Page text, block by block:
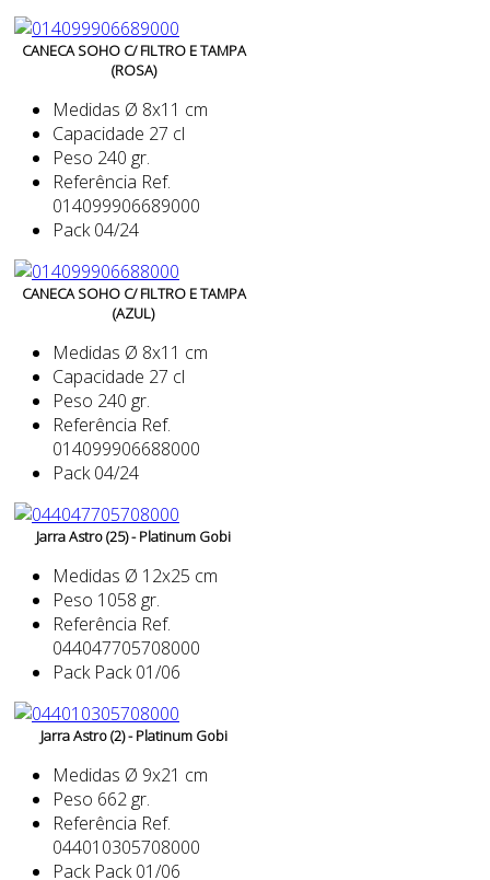
CANECA SOHO C/ FILTRO E TAMPA
(ROSA)
Medidas Ø 8x11 cm
Capacidade 27 cl
Peso 240 gr.
Referência Ref.
014099906689000
Pack 04/24
CANECA SOHO C/ FILTRO E TAMPA
(AZUL)
Medidas Ø 8x11 cm
Capacidade 27 cl
Peso 240 gr.
Referência Ref.
014099906688000
Pack 04/24
Jarra Astro (25) - Platinum Gobi
Medidas Ø 12x25 cm
Peso 1058 gr.
Referência Ref.
044047705708000
Pack Pack 01/06
Jarra Astro (2) - Platinum Gobi
Medidas Ø 9x21 cm
Peso 662 gr.
Referência Ref.
044010305708000
Pack Pack 01/06